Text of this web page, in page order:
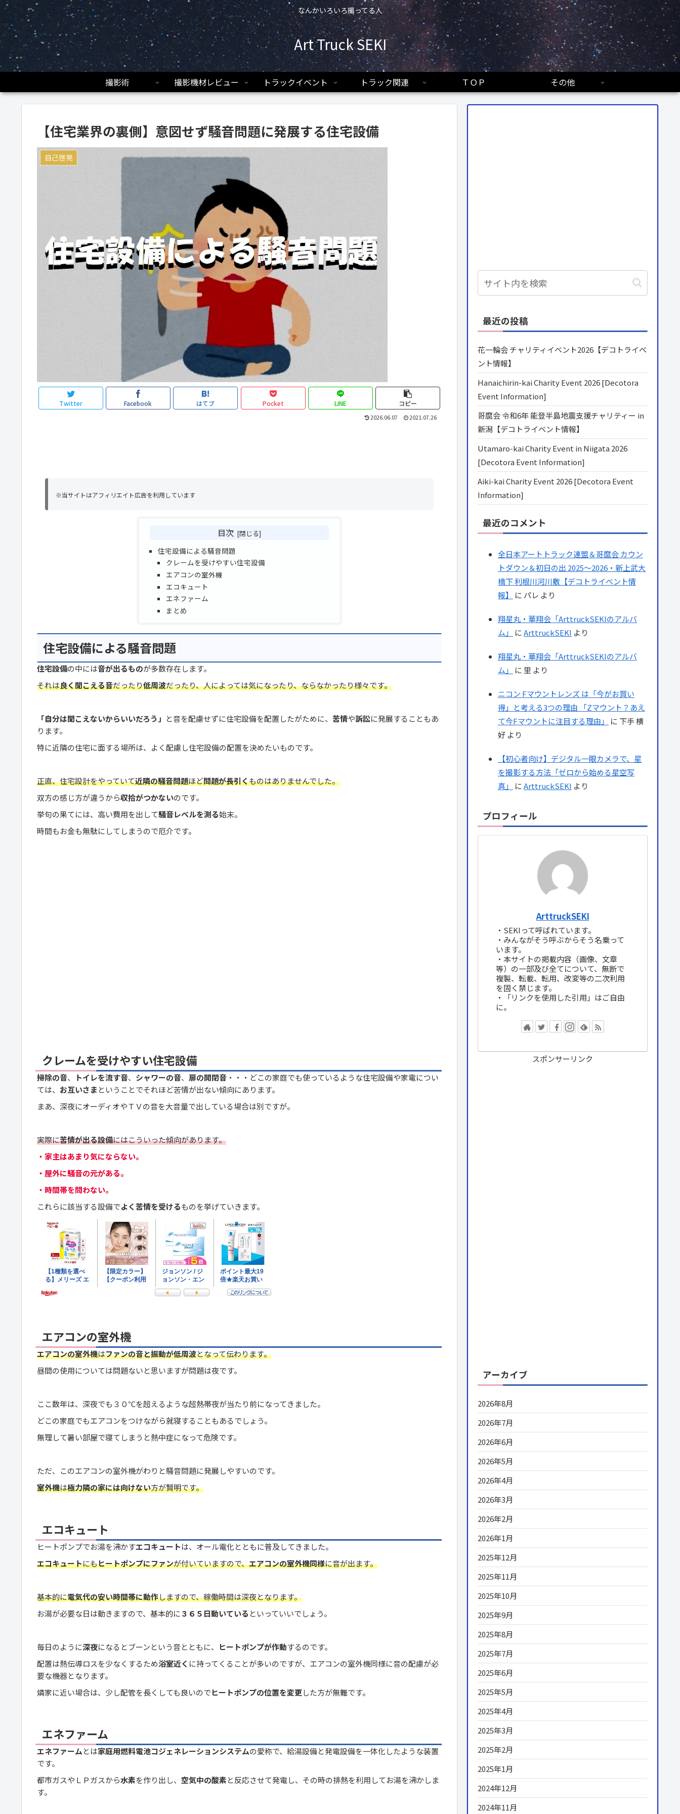
なんかいろいろ撮ってる人
Art Truck SEKI
撮影術 撮影機材レビュー トラックイベント トラック関連 ＴＯＰ その他
【住宅業界の裏側】意図せず騒音問題に発展する住宅設備
自己啓発
Twitter Facebook はてブ Pocket LINE コピー
2026.06.07 2021.07.26
※当サイトはアフィリエイト広告を利用しています
目次
住宅設備による騒音問題
クレームを受けやすい住宅設備
エアコンの室外機
エコキュート
エネファーム
まとめ
住宅設備による騒音問題
住宅設備の中には音が出るものが多数存在します。
それは良く聞こえる音だったり低周波だったり、人によっては気になったり、ならなかったり様々です。
「自分は聞こえないからいいだろう」 と音を配慮せずに住宅設備を配置したがために、 苦情や訴訟に発展することもあ
ります。
特に近隣の住宅に面する場所は、よく配慮し住宅設備の配置を決めたいものです。
正直、住宅設計をやっていて近隣の騒音問題ほど問題が長引くものはありませんでした。
双方の感じ方が違うから収拾がつかないのです。
挙句の果てには、高い費用を出して騒音レベルを測る始末。
時間もお金も無駄にしてしまうので厄介です。
クレームを受けやすい住宅設備
掃除の音、 トイレを流す音、 シャワーの音、 扉の開閉音 ・・・どこの家庭でも使っているような住宅設備や家電につい
ては、 お互いさま ということでそれほど苦情が出ない傾向にあります。
まあ、深夜にオーディオやＴＶの音を大音量で出している場合は別ですが。
実際に苦情が出る設備にはこういった傾向があります。
・家主はあまり気にならない。
・屋外に騒音の元がある。
・時間帯を問わない。
これらに該当する設備でよく苦情を受けるものを挙げていきます。
エアコンの室外機
エアコンの室外機はファンの音と振動が低周波となって伝わります。
昼間の使用については問題ないと思いますが問題は夜です。
ここ数年は、深夜でも３０℃を超えるような超熱帯夜が当たり前になってきました。
どこの家庭でもエアコンをつけながら就寝することもあるでしょう。
無理して暑い部屋で寝てしまうと熱中症になって危険です。
ただ、このエアコンの室外機がわりと騒音問題に発展しやすいのです。
室外機は極力隣の家には向けない方が賢明です。
エコキュート
ヒートポンプでお湯を沸かすエコキュートは、オール電化とともに普及してきました。
エコキュートにもヒートポンプにファンが付いていますので、エアコンの室外機同様に音が出ます。
基本的に電気代の安い時間帯に動作しますので、稼働時間は深夜となります。
お湯が必要な日は動きますので、基本的に３６５日動いている といっていいでしょう。
毎日のように深夜になるとブーンという音とともに、 ヒートポンプが作動するのです。
配置は熱伝導ロスを少なくするため浴室近く に持ってくることが多いのですが、エアコンの室外機同様に音の配慮が必
要な機器となります。
燐家に近い場合は、少し配管を長くしても良いのでヒートポンプの位置を変更した方が無難です。
エネファーム
エネファームとは家庭用燃料電池コジェネレーションシステムの愛称で、給湯設備と発電設備を一体化したような装置
です。
都市ガスやＬＰガスから水素を作り出し、 空気中の酸素と反応させて発電し、その時の排熱を利用してお湯を沸かしま
す。
最近の投稿
花一輪会 チャリティイベント2026【デコトライベ
ント情報】
Hanaichirin-kai Charity Event 2026 [Decotora
Event Information]
哥麿会 令和6年 能登半島地震支援チャリティー in
新潟【デコトライベント情報】
Utamaro-kai Charity Event in Niigata 2026
[Decotora Event Information]
Aiki-kai Charity Event 2026 [Decotora Event
Information]
最近のコメント
全日本アートトラック連盟＆哥麿会 カウン
トダウン＆初日の出 2025～2026・新上武大
橋下 利根川河川敷【デコトライベント情
報】
に パレ より
翔星丸・華翔会「ArttruckSEKIのアルバ
ム」
にArttruckSEKI より
翔星丸・華翔会「ArttruckSEKIのアルバ
ム」
に 里 より
ニコン Fマウントレンズ は「今がお買い
得」と考える3つの理由 「Zマウント？あえ
て今Fマウントに注目する理由」
に 下手 横
好 より
【初心者向け】デジタル一眼カメラで、星
を撮影する方法「ゼロから始める星空写
真」
にArttruckSEKI より
プロフィール
ArttruckSEKI
・SEKIって呼ばれています。
・みんながそう呼ぶからそう名乗って
います。
・本サイトの掲載内容（画像、文章
等）の一部及び全てについて、無断で
複製、転載、転用、改変等の二次利用
を固く禁じます。
・「リンクを使用した引用」はご自由
に。
スポンサーリンク
アーカイブ
2026年8月
2026年7月
2026年6月
2026年5月
2026年4月
2026年3月
2026年2月
2026年1月
2025年12月
2025年11月
2025年10月
2025年9月
2025年8月
2025年7月
2025年6月
2025年5月
2025年4月
2025年3月
2025年2月
2025年1月
2024年12月
2024年11月